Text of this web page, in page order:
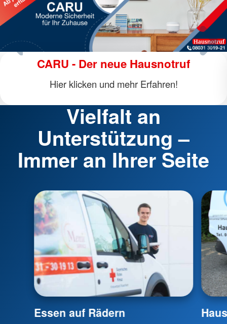
Team Bayern Lebensretter
Hier klicken und mehr Erfahren!
Vielfalt an
Unterstützung –
Immer an Ihrer Seite
Essen auf Rädern